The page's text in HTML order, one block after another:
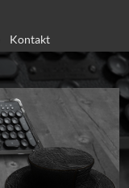
Kontakt